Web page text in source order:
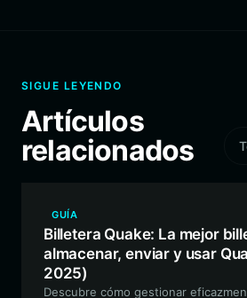
SIGUE LEYENDO
Artículos
relacionados
GUÍA
Billetera Quake: La mejor
almacenar, enviar y usar
2025)
Descubre cómo gestionar